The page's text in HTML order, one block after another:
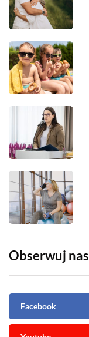
Obserwuj nas
Facebook